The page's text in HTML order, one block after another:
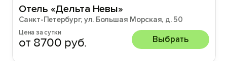
Отель «Дельта Невы»
Санкт-Петербург, ул. Большая Морская, д. 50
Цена за сутки
от 8700 руб. Выбрать